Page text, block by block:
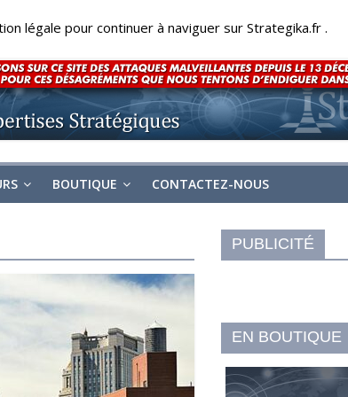
BOUTIQUE CONTACTEZ-NOUS
PUBLICITÉ
EN BOUTIQUE
légale pour continuer à naviguer sur Strategika.fr .